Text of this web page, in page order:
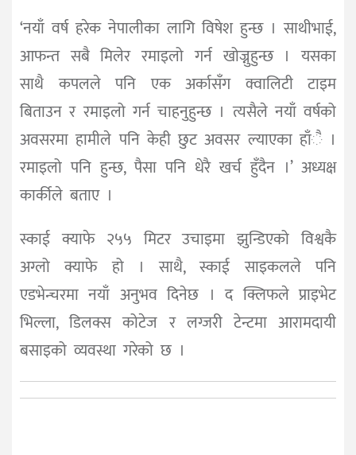
‘नयाँ वर्ष हरेक नेपालीका लागि विषेश हुन्छ । साथीभाई,
आफन्त सबै मिलेर रमाइलो गर्न खोज्नुहुन्छ । यसका
साथै कपलले पनि एक अर्कासँग क्वालिटी टाइम
बिताउन र रमाइलो गर्न चाहनुहुन्छ । त्यसैले नयाँ वर्षको
अवसरमा हामीले पनि केही छुट अवसर ल्याएका हाँै ।
रमाइलो पनि हुन्छ, पैसा पनि धेरै खर्च हुँदैन ।’ अध्यक्ष
कार्कीले बताए ।
स्काई क्याफे २५५ मिटर उचाइमा झुन्डिएको विश्वकै
अग्लो क्याफे हो । साथै, स्काई साइकलले पनि
एडभेन्चरमा नयाँ अनुभव दिनेछ । द क्लिफले प्राइभेट
भिल्ला, डिलक्स कोटेज र लग्जरी टेन्टमा आरामदायी
बसाइको व्यवस्था गरेको छ ।